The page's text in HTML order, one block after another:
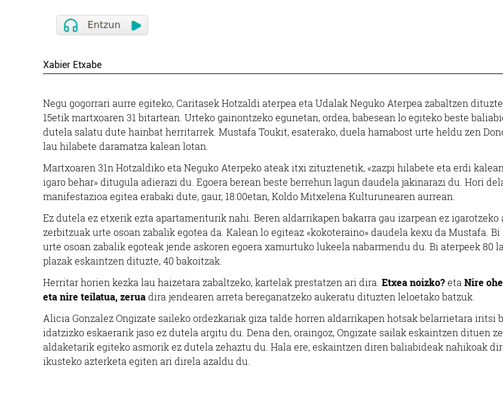
Xabier Etxabe
Negu gogorrari aurre egiteko, Caritasek Hotzaldi aterpea eta Udalak Neguko Aterpea zabaltzen
15etik martxoaren 31 bitartean. Urteko gainontzeko egunetan, ordea, babesean lo egiteko beste
dutela salatu dute hainbat herritarrek. Mustafa Toukit, esaterako, duela hamabost urte heldu zen
lau hilabete daramatza kalean lotan.
Martxoaren 31n Hotzaldiko eta Neguko Aterpeko ateak itxi zituztenetik, «zazpi hilabete eta erdi
igaro behar» ditugula adierazi du. Egoera berean beste berrehun lagun daudela jakinarazi du. Hori
manifestazioa egitea erabaki dute, gaur, 18:00etan, Koldo Mitxelena Kulturunearen aurrean.
Ez dutela ez etxerik ezta apartamenturik nahi. Beren aldarrikapen bakarra gau izarpean ez igarotzeko
zerbitzuak urte osoan zabalik egotea da. Kalean lo egiteaz «kokoteraino» daudela kexu da Mustafa.
urte osoan zabalik egoteak jende askoren egoera xamurtuko lukeela nabarmendu du. Bi aterpeek 80
plazak eskaintzen dituzte, 40 bakoitzak.
Herritar horien kezka lau haizetara zabaltzeko, kartelak prestatzen ari dira. Etxea noizko?eta Nire
eta nire teilatua, zeruadira jendearen arreta bereganatzeko aukeratu dituzten leloetako batzuk.
Alicia Gonzalez Ongizate saileko ordezkariak giza talde horren aldarrikapen hotsak belarrietara iritsi
idatzizko eskaerarik jaso ez dutela argitu du. Dena den, oraingoz, Ongizate sailak eskaintzen dituen
aldaketarik egiteko asmorik ez dutela zehaztu du. Hala ere, eskaintzen diren baliabideak nahikoak
ikusteko azterketa egiten ari direla azaldu du.